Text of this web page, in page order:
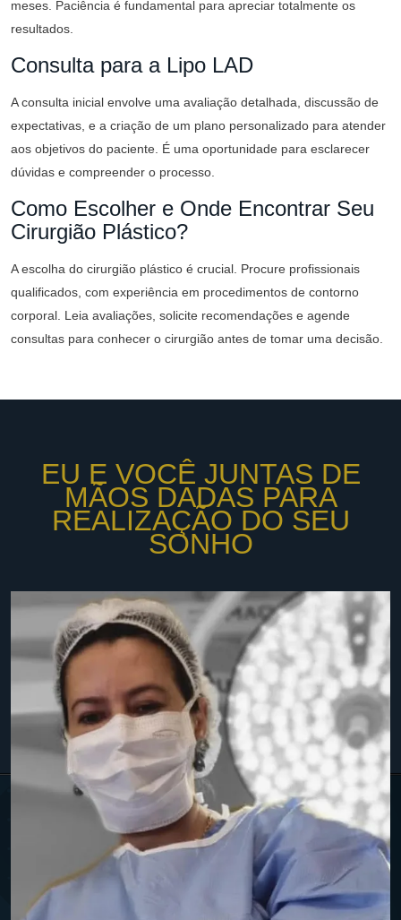
meses. Paciência é fundamental para apreciar totalmente os
resultados.
Consulta para a Lipo LAD
A consulta inicial envolve uma avaliação detalhada, discussão de
expectativas, e a criação de um plano personalizado para atender
aos objetivos do paciente. É uma oportunidade para esclarecer
dúvidas e compreender o processo.
Como Escolher e Onde Encontrar Seu
Cirurgião Plástico?
A escolha do cirurgião plástico é crucial. Procure profissionais
qualificados, com experiência em procedimentos de contorno
corporal. Leia avaliações, solicite recomendações e agende
consultas para conhecer o cirurgião antes de tomar uma decisão.
EU E VOCÊ JUNTAS DE
MÃOS DADAS PARA
REALIZAÇÃO DO SEU
SONHO